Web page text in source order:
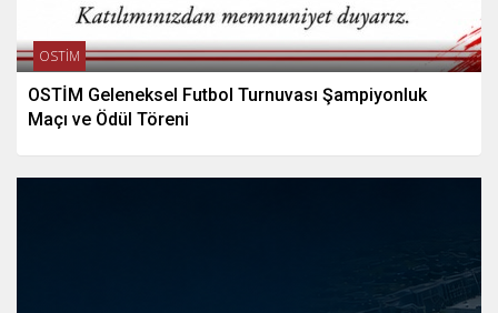
OSTİM
OSTİM Geleneksel Futbol Turnuvası Şampiyonluk
Maçı ve Ödül Töreni